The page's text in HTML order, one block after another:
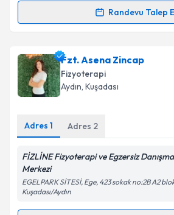
Randevu Talep
Randevu Takvimi Talebi
Fzt. Fatma Özcaniçin randevu
oluşturun. Size bu uzmandan
takvim hazırlandığında e-posta ile
Metni'ni okudum ve kişisel
kapsamda işlenmesini kabul
Fzt. Asena Zincap
Fizyoterapi
Aydın, Kuşadası
Adres 1 Adres 2
FİZLİNE Fizyoterapi ve Egzersiz
Merkezi
EGELPARK SİTESİ, Ege, 423 sokak no:2B A2
Kuşadası/Aydın